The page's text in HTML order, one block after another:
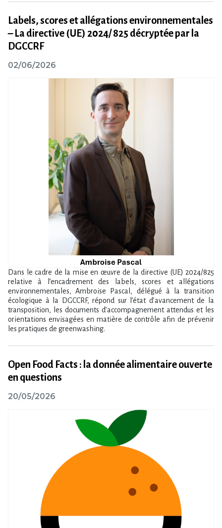
Labels, scores et allégations environnementales
– La directive (UE) 2024/ 825 décryptée par la
DGCCRF
02/06/2026
Dans le cadre de la mise en œuvre de la directive (UE) 2024/825
relative à l’encadrement des labels, scores et allégations
environnementales, Ambroise Pascal, délégué à la transition
écologique à la DGCCRF, répond sur l’état d’avancement de la
transposition, les documents d’accompagnement attendus et les
orientations envisagées en matière de contrôle afin de prévenir
les pratiques de greenwashing.
Open Food Facts : la donnée alimentaire ouverte
en questions
20/05/2026